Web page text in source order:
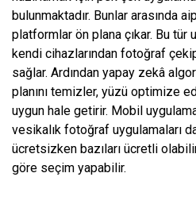
bulunmaktadır. Bunlar arasında
platformlar ön plana çıkar. Bu tür
kendi cihazlarından fotoğraf
sağlar. Ardından yapay zekâ
planını temizler, yüzü optimize
uygun hale getirir. Mobil
vesikalık fotoğraf uygulamaları
ücretsizken bazıları ücretli
göre seçim yapabilir.